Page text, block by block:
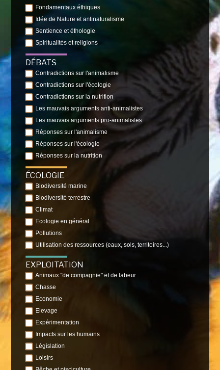
Fondamentaux éthiques
Idée de Nature et antinaturalisme
Sentience et éthologie
Spiritualités et religions
DÉBATS
Contradictions sur l'animalisme
Contradictions sur l'écologie
Contradictions sur la nutrition
Les mauvais arguments anti-animalistes
Les mauvais arguments pro-animalistes
Réponses sur l'animalisme
Réponses sur l'écologie
Réponses sur la nutrition
ÉCOLOGIE
Biodiversité marine
Biodiversité terrestre
Climat
Ecologie en général
Pollutions
Utilisation des ressources (eaux, sols, territoires...)
EXPLOITATION
Animaux "de compagnie" et de labeur
Chasse
Economie
Elevage
Expérimentation
Impacts sur les humains
Législation
Loisirs